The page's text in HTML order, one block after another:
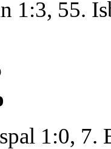
1:3, 55.
1:0, 7.